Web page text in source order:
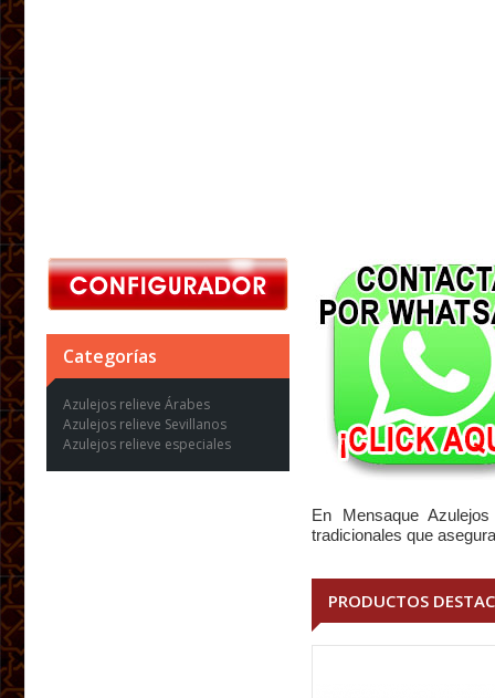
Categorías
Azulejos relieve Árabes
Azulejos relieve Sevillanos
Azulejos relieve especiales
En Mensaque
tradicionales que
PRODUCTOS